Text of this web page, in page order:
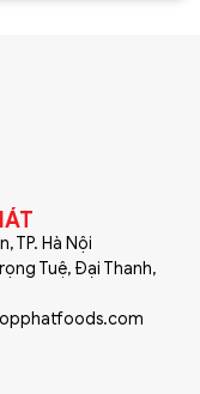
TP. Hà Nội
Tuệ, Đại Thanh,